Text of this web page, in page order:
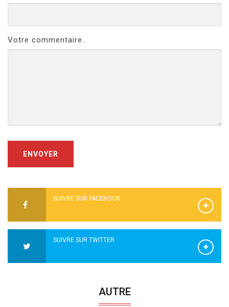
Votre commentaire..
ENVOYER
SUIVRE SUR FACEBOOK
SUIVRE SUR TWITTER
AUTRE